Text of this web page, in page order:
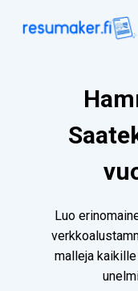
Luo
malleja